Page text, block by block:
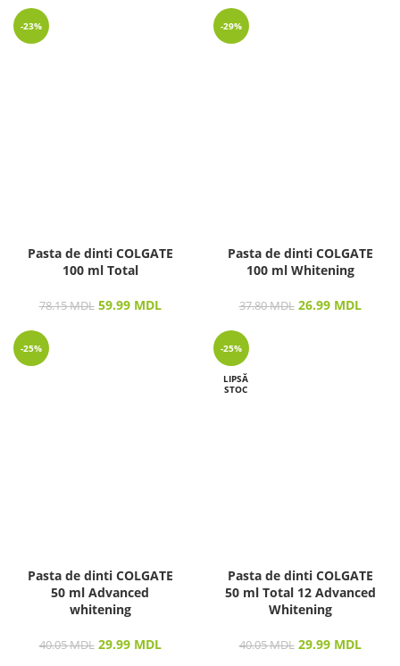
-23%
Pasta de dinti COLGATE
100 ml Total
78.15MDL 59.99 MDL
-29%
Pasta de dinti COLGATE
100 ml Whitening
37.80MDL 26.99 MDL
-25%
Pasta de dinti COLGATE
50 ml Advanced
whitening
40.05MDL 29.99 MDL
-25%
LIPSĂ
STOC
Pasta de dinti COLGATE
50 ml Total 12 Advanced
Whitening
40.05MDL 29.99 MDL